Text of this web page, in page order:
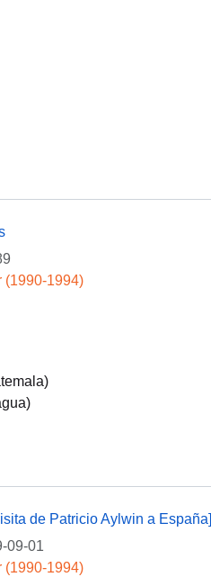
(1990-1994)
de Patricio Aylwin a España]
09-01
(1990-1994)